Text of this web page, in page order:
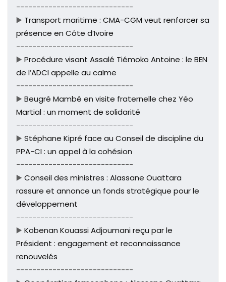
-----------------------------
▶️ Transport maritime : CMA-CGM veut renforcer sa
présence en Côte d’Ivoire
-----------------------------
▶️ Procédure visant Assalé Tiémoko Antoine : le BEN
de l’ADCI appelle au calme
-----------------------------
▶️ Beugré Mambé en visite fraternelle chez Yéo
Martial : un moment de solidarité
-----------------------------
▶️ Stéphane Kipré face au Conseil de discipline du
PPA-CI : un appel à la cohésion
-----------------------------
▶️ Conseil des ministres : Alassane Ouattara
rassure et annonce un fonds stratégique pour le
développement
-----------------------------
▶️ Kobenan Kouassi Adjoumani reçu par le
Président : engagement et reconnaissance
renouvelés
-----------------------------